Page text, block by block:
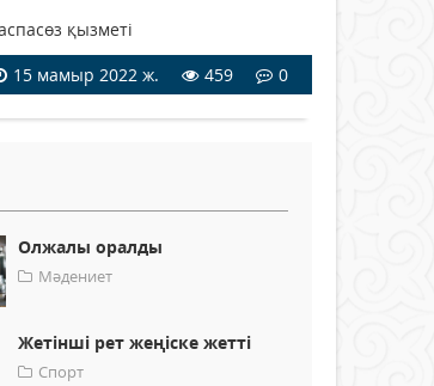
15 мамыр 2022 ж. 459 0
Олжалы оралды
Мәдениет
Жетінші рет жеңіске жетті
Спорт